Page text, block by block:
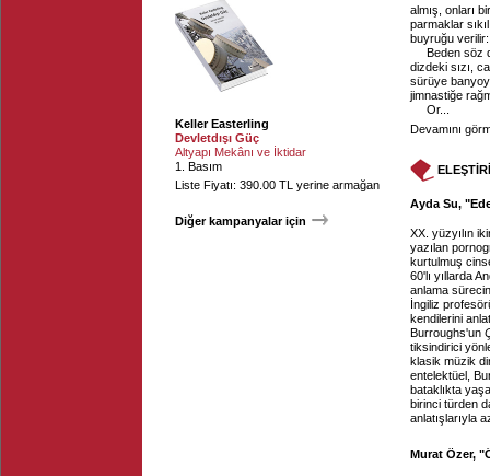
Keller Easterling
Devletdışı Güç
Altyapı Mekânı ve İktidar
1. Basım
Liste Fiyatı: 390.00 TL yerine armağan
Diğer kampanyalar için
almış, onları
parmaklar
buyruğu
Beden söz
dizdeki sızı,
sürüye
jimnastiğe
Or...
Devamını
Ayda Su,
XX. yüzyılın
yazılan
kurtulmuş
60'lı yıllarda
anlama
İngiliz
kendilerini
Burroughs'un
tiksindirici
klasik müzik
entelektüel,
bataklıkta
birinci türden
anlatışlarıyla
Murat Özer,